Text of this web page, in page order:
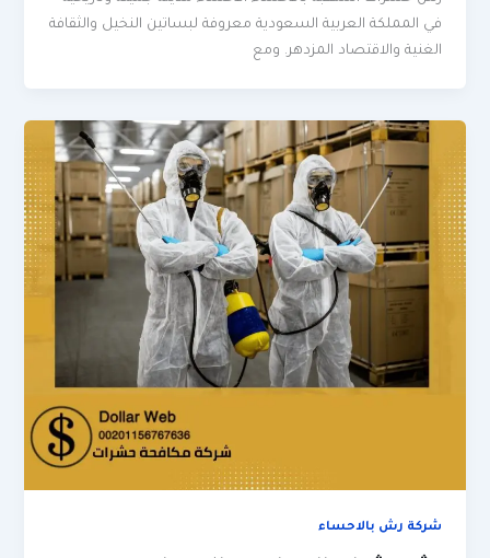
في المملكة العربية السعودية معروفة لبساتين النخيل والثقافة
الغنية والاقتصاد المزدهر. ومع
شركة رش بالاحساء